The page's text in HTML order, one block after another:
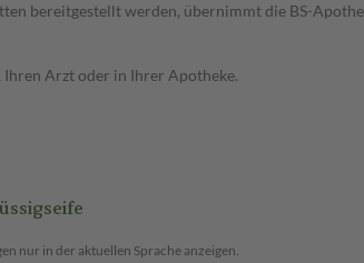
bereitgestellt werden, übernimmt die BS-
Ihren Arzt oder in Ihrer Apotheke.
nur in der aktuellen Sprache anzeigen.